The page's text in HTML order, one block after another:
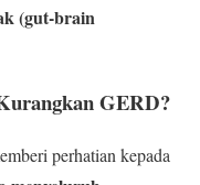
(gut-brain
GERD?
perhatian kepada